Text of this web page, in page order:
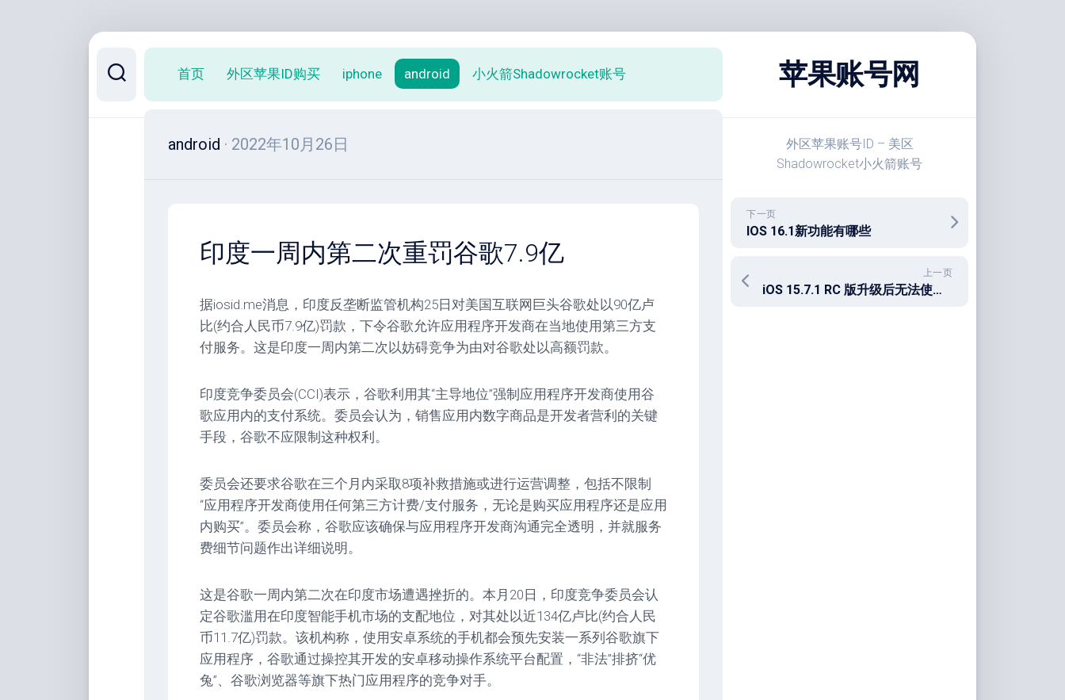
苹果账号网
外区苹果账号ID – 美区
Shadowrocket小火箭账号
下一页
IOS 16.1新功能有哪些
上一页
iOS 15.7.1 RC 版升级后无法使用 Face ID
首页 外区苹果ID购买 iphone android 小火箭Shadowrocket账号
android · 2022年10月26日
印度一周内第二次重罚谷歌7.9亿
据iosid.me消息，印度反垄断监管机构25日对美国互联网巨头谷歌处以90亿卢
比(约合人民币7.9亿)罚款，下令谷歌允许应用程序开发商在当地使用第三方支
付服务。这是印度一周内第二次以妨碍竞争为由对谷歌处以高额罚款。
印度竞争委员会(CCI)表示，谷歌利用其“主导地位”强制应用程序开发商使用谷
歌应用内的支付系统。委员会认为，销售应用内数字商品是开发者营利的关键
手段，谷歌不应限制这种权利。
委员会还要求谷歌在三个月内采取8项补救措施或进行运营调整，包括不限制
“应用程序开发商使用任何第三方计费/支付服务，无论是购买应用程序还是应用
内购买”。委员会称，谷歌应该确保与应用程序开发商沟通完全透明，并就服务
费细节问题作出详细说明。
这是谷歌一周内第二次在印度市场遭遇挫折的。本月20日，印度竞争委员会认
定谷歌滥用在印度智能手机市场的支配地位，对其处以近134亿卢比(约合人民
币11.7亿)罚款。该机构称，使用安卓系统的手机都会预先安装一系列谷歌旗下
应用程序，谷歌通过操控其开发的安卓移动操作系统平台配置，“非法”排挤“优
兔”、谷歌浏览器等旗下热门应用程序的竞争对手。